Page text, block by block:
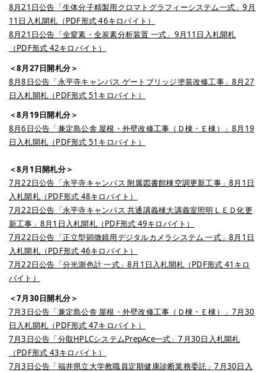
8月21日公告「生体分子精製用クロマトグラフィーシステム一式」9月
11日入札開札（PDF形式 46キロバイト）
8月21日公告「全窒素・全炭素分析装置 一式」9月11日入札開札
（PDF形式 42キロバイト）
＜8月27日開札分＞
8月8日公告「永平寺キャンパス ゲートブリッジ塗装改修工事」8月27
日入札開札（PDF形式 51キロバイト）
＜8月19日開札分＞
8月6日公告「兼定島公舎 屋根・外壁改修工事（Ｄ棟・Ｅ棟）」8月19
日入札開札（PDF形式 51キロバイト）
＜8月1日開札分＞
7月22日公告「永平寺キャンパス 附属図書館棟空調更新工事」8月1日
入札開札（PDF形式 48キロバイト）
7月22日公告「永平寺キャンパス 共通講義棟大講義室照明ＬＥＤ化更
新工事」8月1日入札開札（PDF形式 49キロバイト）
7月22日公告「正立型顕微鏡用デジタルカメラシステム 一式」8月1日
入札開札（PDF形式 46キロバイト）
7月22日公告「分光測色計 一式」8月1日入札開札（PDF形式 41キロ
バイト）
＜7月30日開札分＞
7月3日公告「兼定島公舎 屋根・外壁改修工事（Ｄ棟・Ｅ棟）」7月30
日入札開札（PDF形式 47キロバイト）
7月3日公告「分取HPLCシステムPrepAce一式」7月30日入札開札
（PDF形式 43キロバイト）
7月3日公告「福井県立大学教職員定期健康診断業務委託」7月30日入